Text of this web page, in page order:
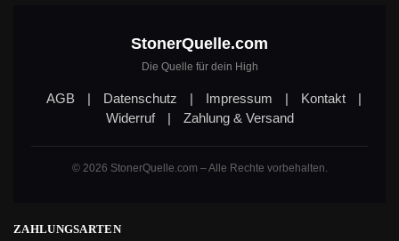
StonerQuelle.com
Die Quelle für dein High
AGB | Datenschutz | Impressum | Kontakt
|
Widerruf
| Zahlung & Versand
© 2026 StonerQuelle.com – Alle Rechte vorbehalten.
ZAHLUNGSARTEN